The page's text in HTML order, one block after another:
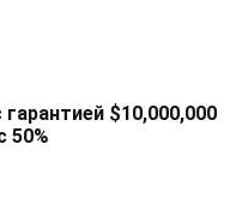
гарантией $10,000,000
50%